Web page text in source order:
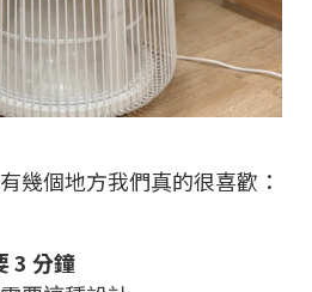
幾個地方我們真的很喜歡：
3 分鐘